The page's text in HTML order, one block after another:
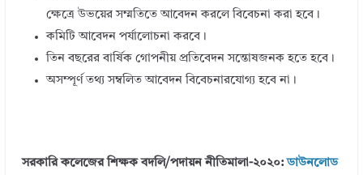
ক্ষেত্রে উভয়ের সম্মতিতে আবেদন করলে বিবেচনা করা হবে।
কমিটি আবেদন পর্যালোচনা করবে।
তিন বছরের বার্ষিক গোপনীয় প্রতিবেদন সন্তোষজনক হতে হবে।
অসম্পূর্ণ তথ্য সম্বলিত আবেদন বিবেচনারযোগ্য হবে না।
সরকারি কলেজের শিক্ষক বদলি/পদায়ন নীতিমালা-২০২০:ডাউনলোড